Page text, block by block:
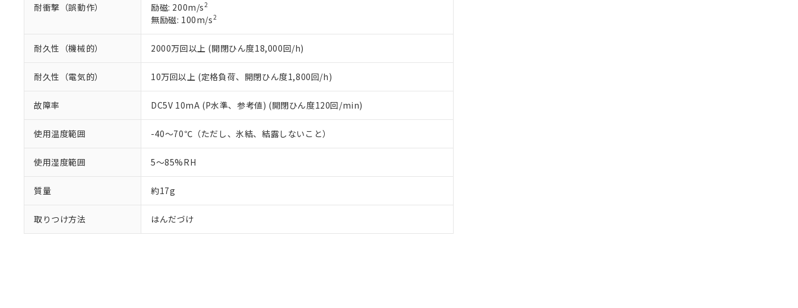
耐衝撃（誤動作） 励磁: 200m/s2
無励磁: 100m/s2
耐久性（機械的） 2000万回以上 (開閉ひん度18,000回/h)
耐久性（電気的） 10万回以上 (定格負荷、開閉ひん度1,800回/h)
故障率 DC5V 10mA (P水準、参考値) (開閉ひん度120回/min)
使用温度範囲 -40～70℃（ただし、氷結、結露しないこと）
使用湿度範囲 5～85%RH
質量 約17g
取りつけ方法 はんだづけ